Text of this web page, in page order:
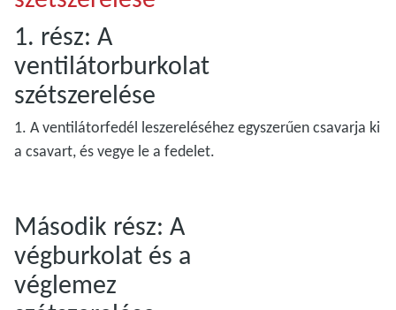
1. rész: A
ventilátorburkolat
szétszerelése
1. A ventilátorfedél leszereléséhez egyszerűen csavarja ki
a csavart, és vegye le a fedelet.
Második rész: A
végburkolat és a
véglemez